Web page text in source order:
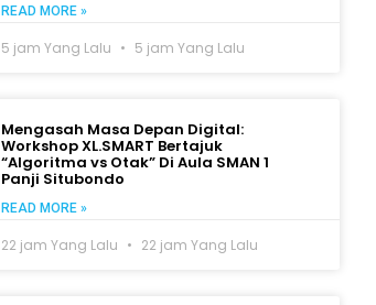
READ MORE »
5 jam Yang Lalu 5 jam Yang Lalu
Mengasah Masa Depan Digital:
Workshop XL.SMART Bertajuk
“Algoritma vs Otak” Di Aula SMAN 1
Panji Situbondo
READ MORE »
22 jam Yang Lalu 22 jam Yang Lalu